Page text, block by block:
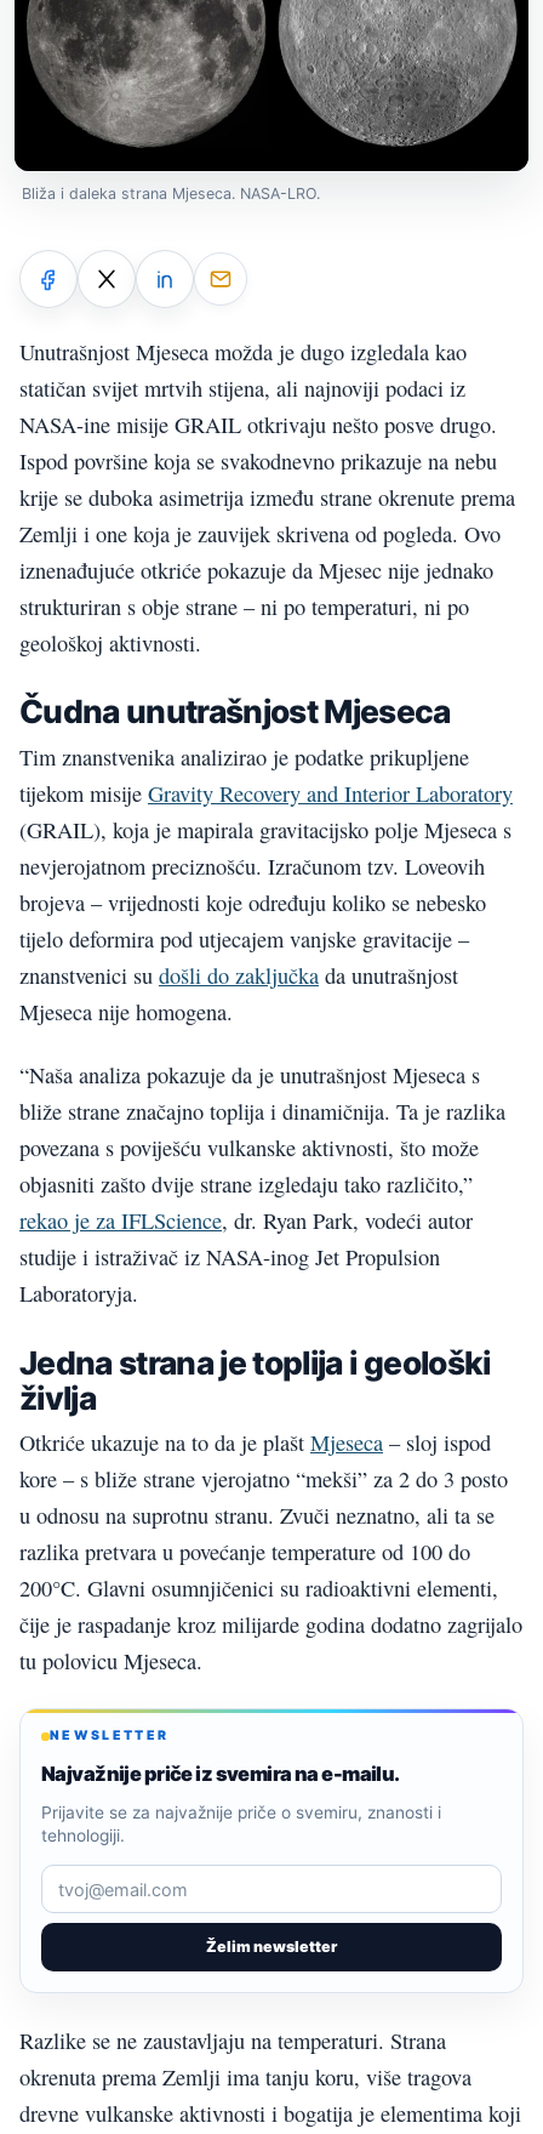
Bliža i daleka strana Mjeseca. NASA-LRO.
Unutrašnjost Mjeseca možda je dugo izgledala kao
statičan svijet mrtvih stijena, ali najnoviji podaci iz
NASA-ine misije GRAIL otkrivaju nešto posve drugo.
Ispod površine koja se svakodnevno prikazuje na nebu
krije se duboka asimetrija između strane okrenute prema
Zemlji i one koja je zauvijek skrivena od pogleda. Ovo
iznenađujuće otkriće pokazuje da Mjesec nije jednako
strukturiran s obje strane – ni po temperaturi, ni po
geološkoj aktivnosti.
Čudna unutrašnjost Mjeseca
Tim znanstvenika analizirao je podatke prikupljene
tijekom misije Gravity Recovery and Interior Laboratory
(GRAIL), koja je mapirala gravitacijsko polje Mjeseca s
nevjerojatnom preciznošću. Izračunom tzv. Loveovih
brojeva – vrijednosti koje određuju koliko se nebesko
tijelo deformira pod utjecajem vanjske gravitacije –
znanstvenici su došli do zaključka da unutrašnjost
Mjeseca nije homogena.
“Naša analiza pokazuje da je unutrašnjost Mjeseca s
bliže strane značajno toplija i dinamičnija. Ta je razlika
povezana s poviješću vulkanske aktivnosti, što može
objasniti zašto dvije strane izgledaju tako različito,”
rekao je za IFLScience, dr. Ryan Park, vodeći autor
studije i istraživač iz NASA-inog Jet Propulsion
Laboratoryja.
Jedna strana je toplija i geološki
življa
Otkriće ukazuje na to da je plašt Mjeseca – sloj ispod
kore – s bliže strane vjerojatno “mekši” za 2 do 3 posto
u odnosu na suprotnu stranu. Zvuči neznatno, ali ta se
razlika pretvara u povećanje temperature od 100 do
200°C. Glavni osumnjičenici su radioaktivni elementi,
čije je raspadanje kroz milijarde godina dodatno zagrijalo
tu polovicu Mjeseca.
NEWSLETTER
Najvažnije priče iz svemira na e-mailu.
Želim newsletter
Prijavite se za najvažnije priče o svemiru, znanosti i
tehnologiji.
Razlike se ne zaustavljaju na temperaturi. Strana
okrenuta prema Zemlji ima tanju koru, više tragova
drevne vulkanske aktivnosti i bogatija je elementima koji